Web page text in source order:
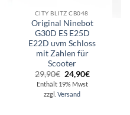
CITY BLITZ CB048
Original Ninebot
G30D ES E25D
E22D uvm Schloss
mit Zahlen für
Scooter
29,90€ Ursprünglicher
Preis
war:
29,90€
24,90€Aktueller
Enthält 19% Mwst
zzgl.Versand